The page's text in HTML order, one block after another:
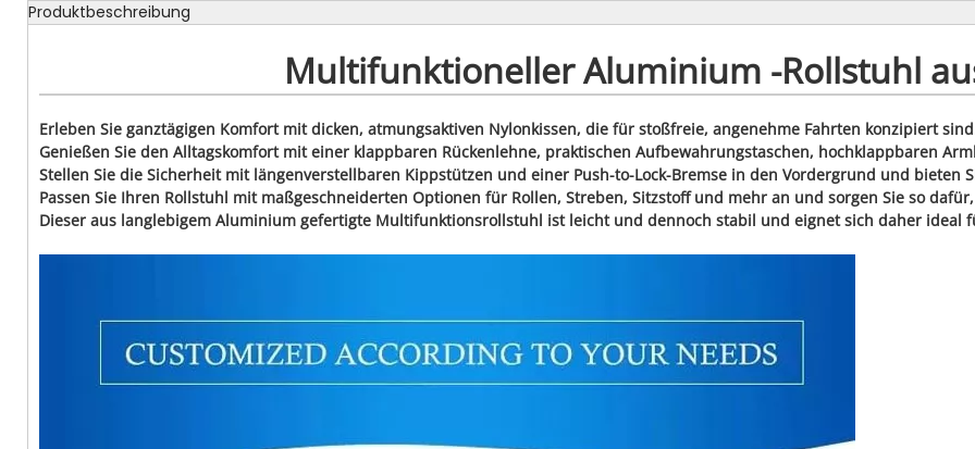
Produktbeschreibung
Multifunktioneller Aluminium -Rollstuhl
Erleben Sie ganztägigen Komfort mit dicken, atmungsaktiven Nylonkissen, die für stoßfreie, angenehme Fahrten konzipiert
Genießen Sie den Alltagskomfort mit einer klappbaren Rückenlehne, praktischen Aufbewahrungstaschen, hochklappbaren
Stellen Sie die Sicherheit mit längenverstellbaren Kippstützen und einer Push-to-Lock-Bremse in den Vordergrund und bieten
Passen Sie Ihren Rollstuhl mit maßgeschneiderten Optionen für Rollen, Streben, Sitzstoff und mehr an und sorgen Sie so
Dieser aus langlebigem Aluminium gefertigte Multifunktionsrollstuhl ist leicht und dennoch stabil und eignet sich daher ideal